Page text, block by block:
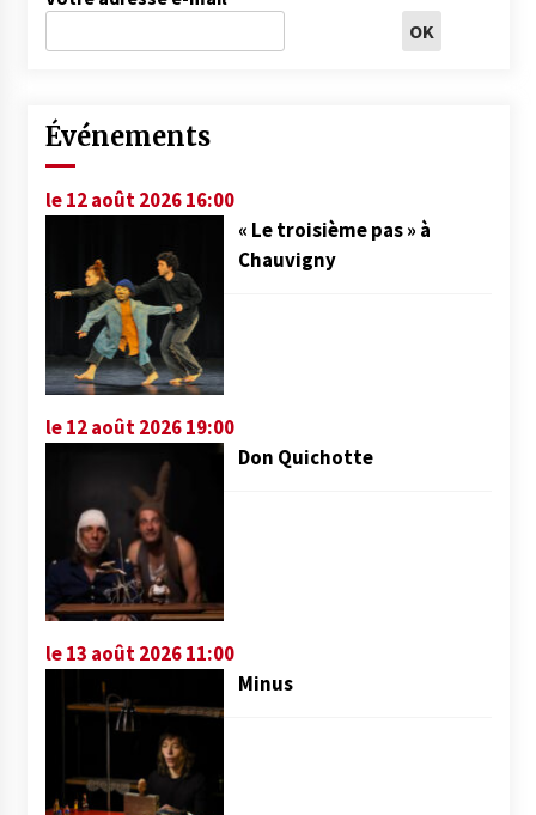
Événements
le 12 août 2026 16:00
« Le troisième pas » à
Chauvigny
le 12 août 2026 19:00
Don Quichotte
le 13 août 2026 11:00
Minus